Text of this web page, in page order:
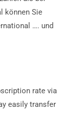
können Sie
…. und
rate via
easily transfer